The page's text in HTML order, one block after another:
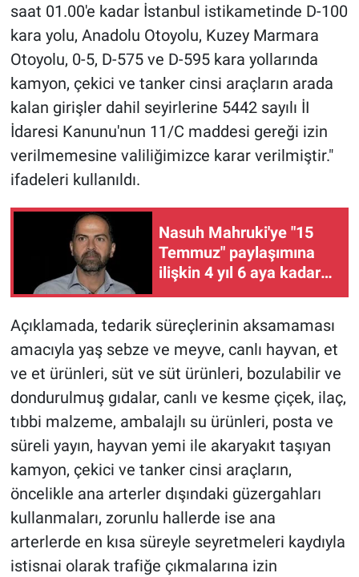
saat 01.00'e kadar İstanbul istikametinde D-100
kara yolu, Anadolu Otoyolu, Kuzey Marmara
Otoyolu, 0-5, D-575 ve D-595 kara yollarında
kamyon, çekici ve tanker cinsi araçların arada
kalan girişler dahil seyirlerine 5442 sayılı İI
İdaresi Kanunu'nun 11/C maddesi gereği izin
verilmemesine valiliğimizce karar verilmiştir."
ifadeleri kullanıldı.
Nasuh Mahruki'ye "15
Temmuz" paylaşımına
ilişkin 4 yıl 6 aya kadar
hapis istemi
Açıklamada, tedarik süreçlerinin aksamaması
amacıyla yaş sebze ve meyve, canlı hayvan, et
ve et ürünleri, süt ve süt ürünleri, bozulabilir ve
dondurulmuş gıdalar, canlı ve kesme çiçek, ilaç,
tıbbi malzeme, ambalajlı su ürünleri, posta ve
süreli yayın, hayvan yemi ile akaryakıt taşıyan
kamyon, çekici ve tanker cinsi araçların,
öncelikle ana arterler dışındaki güzergahları
kullanmaları, zorunlu hallerde ise ana
arterlerde en kısa süreyle seyretmeleri kaydıyla
istisnai olarak trafiğe çıkmalarına izin